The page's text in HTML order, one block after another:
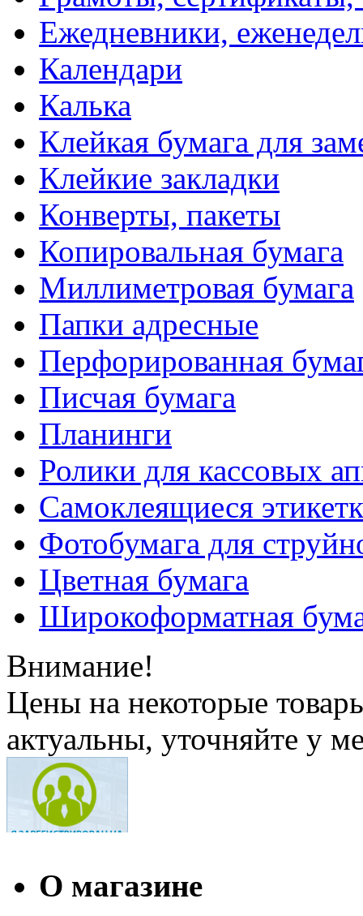
Ежедневники,
Календари
Калька
Клейкая бумага для
Клейкие закладки
Конверты, пакеты
Копировальная бумага
Миллиметровая бумага
Папки адресные
Перфорированная
Писчая бумага
Планинги
Ролики для кассовых
Самоклеящиеся
Фотобумага для
Цветная бумага
Широкоформатная
Внимание!
Цены на некоторые
актуальны, уточняйте у
О магазине